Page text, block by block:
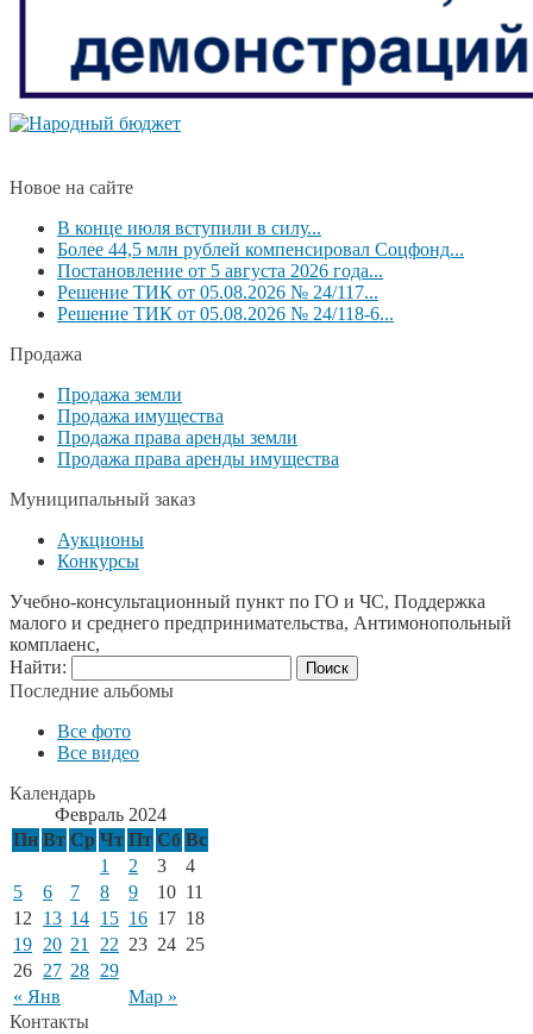
Новое на сайте
В конце июля вступили в силу...
Более 44,5 млн рублей компенсировал Соцфонд...
Постановление от 5 августа 2026 года...
Решение ТИК от 05.08.2026 № 24/117...
Решение ТИК от 05.08.2026 № 24/118-6...
Продажа
Продажа земли
Продажа имущества
Продажа права аренды земли
Продажа права аренды имущества
Муниципальный заказ
Аукционы
Конкурсы
Учебно-консультационный пункт по ГО и ЧС, Поддержка
малого и среднего предпринимательства, Антимонопольный
комплаенс,
Найти:
Последние альбомы
Все фото
Все видео
Календарь
Февраль 2024
Пн Вт Ср Чт Пт Сб Вс
« Янв Мар »
1 2 3
4
5
6 7 8 9 10 11
12
13 14 15 16 17 18
19 20 21 22 23 24 25
26 27 28 29
Контакты